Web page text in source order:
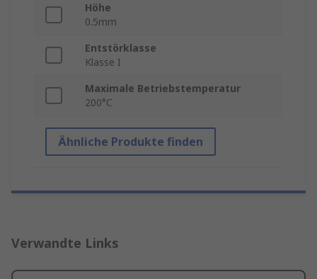
Höhe
0.5mm
Entstörklasse
Klasse I
Maximale Betriebstemperatur
200°C
Ähnliche Produkte finden
Verwandte Links